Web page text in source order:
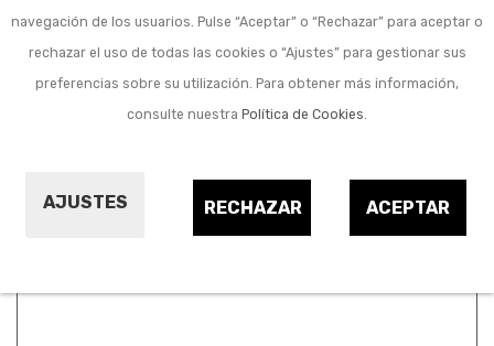
navegación de los usuarios. Pulse “Aceptar” o “Rechazar” para aceptar o
rechazar el uso de todas las cookies o “Ajustes” para gestionar sus
preferencias sobre su utilización. Para obtener más información,
consulte nuestra Política de Cookies.
AJUSTES ACEPTAR
RECHAZAR